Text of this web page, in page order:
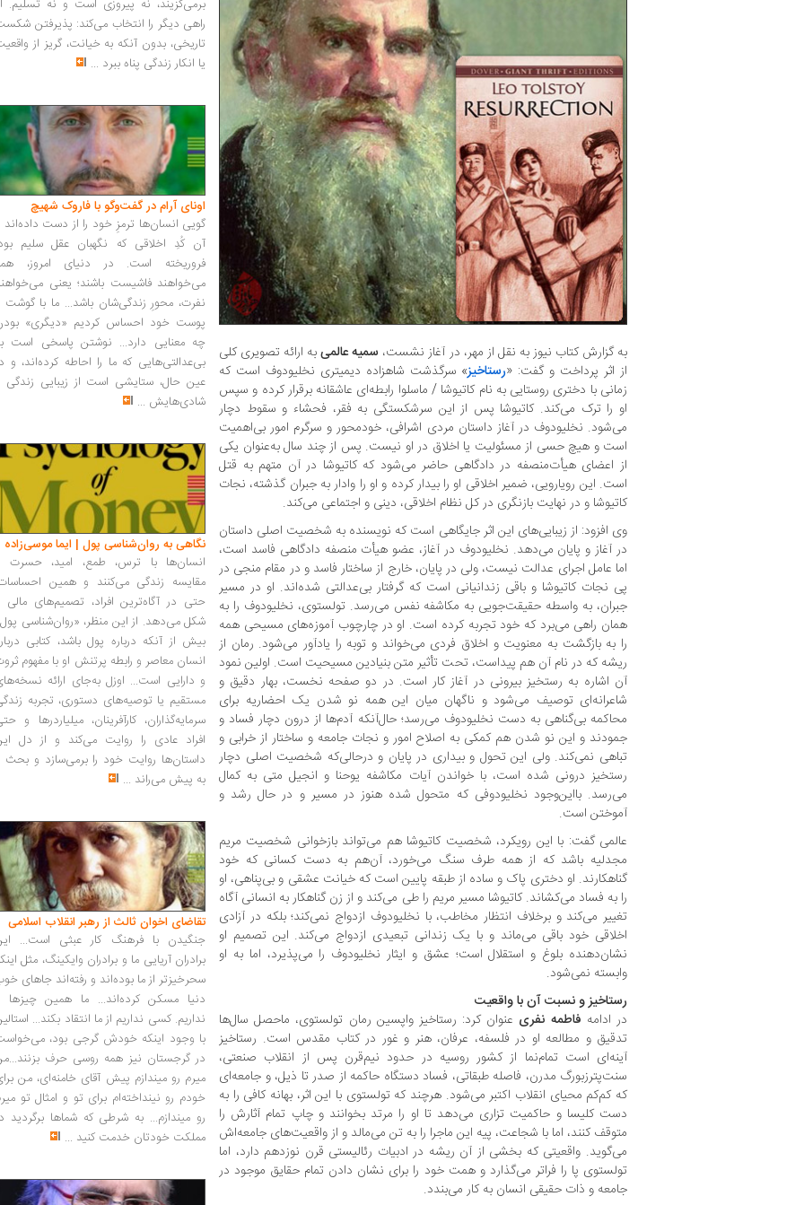
به گزارش کتاب نیوز به نقل از مهر، در آغاز نشست، سمیه عالمیبه ارائه تصویری کلی
از اثر پرداخت و گفت: «رستاخیز» سرگذشت شاهزاده دیمیتری نخلیودوف است که
زمانی با دختری روستایی به نام کاتیوشا / ماسلوا رابطه‌ای عاشقانه برقرار کرده و سپس
او را ترک می‌کند. کاتیوشا پس از این سرشکستگی به فقر، فحشاء و سقوط دچار
می‌شود. نخلیودوف در آغاز داستان مردی اشرافی، خودمحور و سرگرم امور بی‌اهمیت
است و هیچ حسی از مسئولیت یا اخلاق در او نیست. پس از چند سال به‌عنوان یکی
از اعضای هیأت‌منصفه در دادگاهی حاضر می‌شود که کاتیوشا در آن متهم به قتل
است. این رویارویی، ضمیر اخلاقی او را بیدار کرده و او را وادار به جبران گذشته، نجات
کاتیوشا و در نهایت بازنگری در کل نظام اخلاقی، دینی و اجتماعی می‌کند.
وی افزود: از زیبایی‌های این اثر جایگاهی است که نویسنده به شخصیت اصلی داستان
در آغاز و پایان می‌دهد. نخلیودوف در آغاز، عضو هیأت منصفه دادگاهی فاسد است،
اما عامل اجرای عدالت نیست، ولی در پایان، خارج از ساختار فاسد و در مقام منجی در
پی نجات کاتیوشا و باقی زندانیانی است که گرفتار بی‌عدالتی شده‌اند. او در مسیر
جبران، به واسطه حقیقت‌جویی به مکاشفه نفس می‌رسد. تولستوی، نخلیودوف را به
همان راهی می‌برد که خود تجربه کرده است. او در چارچوب آموزه‌های مسیحی همه
را به بازگشت به معنویت و اخلاق فردی می‌خواند و توبه را یادآور می‌شود. رمان از
ریشه که در نام آن هم پیداست، تحت تأثیر متن بنیادین مسیحیت است. اولین نمود
آن اشاره به رستخیز بیرونی در آغاز کار است. در دو صفحه نخست، بهار دقیق و
شاعرانه‌ای توصیف می‌شود و ناگهان میان این همه نو شدن یک احضاریه برای
محاکمه بی‌گناهی به دست نخلیودوف می‌رسد؛ حال‌آنکه آدم‌ها از درون دچار فساد و
جمودند و این نو شدن هم کمکی به اصلاح امور و نجات جامعه و ساختار از خرابی و
تباهی نمی‌کند. ولی این تحول و بیداری در پایان و درحالی‌که شخصیت اصلی دچار
رستخیز درونی شده است، با خواندن آیات مکاشفه یوحنا و انجیل متی به کمال
می‌رسد. بااین‌وجود نخلیودوفی که متحول شده هنوز در مسیر و در حال رشد و
آموختن است.
عالمی گفت: با این رویکرد، شخصیت کاتیوشا هم می‌تواند بازخوانی شخصیت مریم
مجدلیه باشد که از همه طرف سنگ می‌خورد، آن‌هم به دست کسانی که خود
گناهکارند. او دختری پاک و ساده از طبقه پایین است که خیانت عشقی و بی‌پناهی، او
را به فساد می‌کشاند. کاتیوشا مسیر مریم را طی می‌کند و از زن گناهکار به انسانی آگاه
تغییر می‌کند و برخلاف انتظار مخاطب، با نخلیودوف ازدواج نمی‌کند؛ بلکه در آزادی
اخلاقی خود باقی می‌ماند و با یک زندانی تبعیدی ازدواج می‌کند. این تصمیم او
نشان‌دهنده بلوغ و استقلال است؛ عشق و ایثار نخلیودوف را می‌پذیرد، اما به او
وابسته نمی‌شود.
رستاخیز و نسبت آن با واقعیت
در ادامه فاطمه نفری عنوان کرد: رستاخیز واپسین رمان تولستوی، ماحصل سال‌ها
تدقیق و مطالعه او در فلسفه، عرفان، هنر و غور در کتاب مقدس است. رستاخیز
آینه‌ای است تمام‌نما از کشور روسیه در حدود نیم‌قرن پس از انقلاب صنعتی،
سنت‌پترزبورگ مدرن، فاصله طبقاتی، فساد دستگاه حاکمه از صدر تا ذیل، و جامعه‌ای
که کم‌کم محیای انقلاب اکتبر می‌شود. هرچند که تولستوی با این اثر، بهانه کافی را به
دست کلیسا و حاکمیت تزاری می‌دهد تا او را مرتد بخوانند و چاپ تمام آثارش را
متوقف کنند، اما با شجاعت، پیه این ماجرا را به تن می‌مالد و از واقعیت‌های جامعه‌اش
می‌گوید. واقعیتی که بخشی از آن ریشه در ادبیات رئالیستی قرن نوزدهم دارد، اما
تولستوی پا را فراتر می‌گذارد و همت خود را برای نشان دادن تمام حقایق موجود در
جامعه و ذات حقیقی انسان به کار می‌بندد.
برمی‌گزیند، نه پیروزی است و نه تسلیم.
راهی دیگر را انتخاب می‌کند: پذیرفتن
تاریخی، بدون آنکه به خیانت، گریز از
یا انکار زندگی پناه ببرد ...
اونای آرام در گفت‌وگو با فاروک شهیچ‭
گویی انسان‌ها ترمزِ خود را از دست داده‌اند
آن کُدِ اخلاقی که نگهبان عقل سلیم
فروریخته است. در دنیای امروز،
می‌خواهند فاشیست باشند؛ یعنی
نفرت، محورِ زندگی‌شان باشد... ما با گوشت
پوست خود احساس کردیم «دیگری»
چه معنایی دارد... نوشتن پاسخی است
بی‌عدالتی‌هایی که ما را احاطه کرده‌اند، و
عین حال، ستایشی است از زیبایی زندگی
شادی‌هایش ...
نگاهی به روان‌شناسی پول | ایما موسی‌زاده
انسان‌ها با ترس، طمع، امید، حسرت
مقایسه زندگی می‌کنند و همین
حتی در آگاه‌ترین افراد، تصمیم‌های مالی
شکل می‌دهد. از این منظر، «روان‌شناسی
بیش از آنکه درباره پول باشد، کتابی
انسان معاصر و رابطه پرتنش او با مفهوم
و دارایی است... اوزل به‌جای ارائه
مستقیم یا توصیه‌های دستوری، تجربه
سرمایه‌گذاران، کارآفرینان، میلیاردرها و
افراد عادی را روایت می‌کند و از دل
داستان‌ها روایت خود را برمی‌سازد و بحث
به پیش می‌راند ...
تقاضای اخوان ثالث از رهبر انقلاب اسلامی
جنگیدن با فرهنگ کار عبثی است...
برادران آریایی ما و برادران وایکینگ، مثل
سحرخیزتر از ما بوده‌اند و رفته‌اند جاهای
دنیا مسکن کرده‌اند... ما همین چیزها
نداریم. کسی نداریم از ما انتقاد بکند...
با وجود اینکه خودش گرجی بود،
در گرجستان نیز همه روسی حرف
میرم رو میندازم پیش آقای خامنه‌ای، من
خودم رو نینداخته‌ام برای تو و امثال تو
رو میندازم... به شرطی که شماها برگردید
مملکت خودتان خدمت کنید ...